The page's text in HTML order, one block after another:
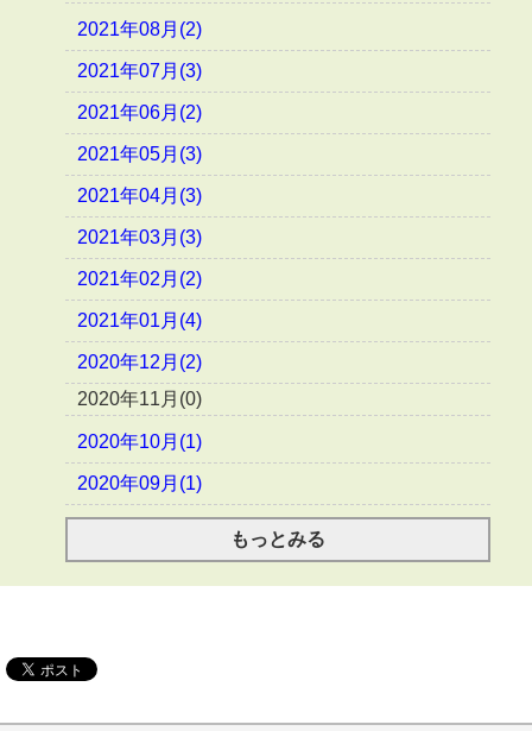
2021年08月(2)
2021年07月(3)
2021年06月(2)
2021年05月(3)
2021年04月(3)
2021年03月(3)
2021年02月(2)
2021年01月(4)
2020年12月(2)
2020年11月(0)
2020年10月(1)
2020年09月(1)
もっとみる